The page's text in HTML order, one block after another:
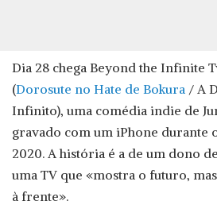
Dia 28 chega Beyond the Infinite
(Dorosute no Hate de Bokura / A
Infinito), uma comédia indie de
gravado com um iPhone durante
2020. A história é a de um dono
uma TV que «mostra o futuro,
à frente».